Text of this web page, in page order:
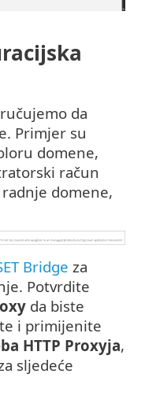
da
Primjer su
domene,
račun
domene,
Bridge za
Potvrdite
da biste
i primijenite
HTTP Proxyja,
sljedeće